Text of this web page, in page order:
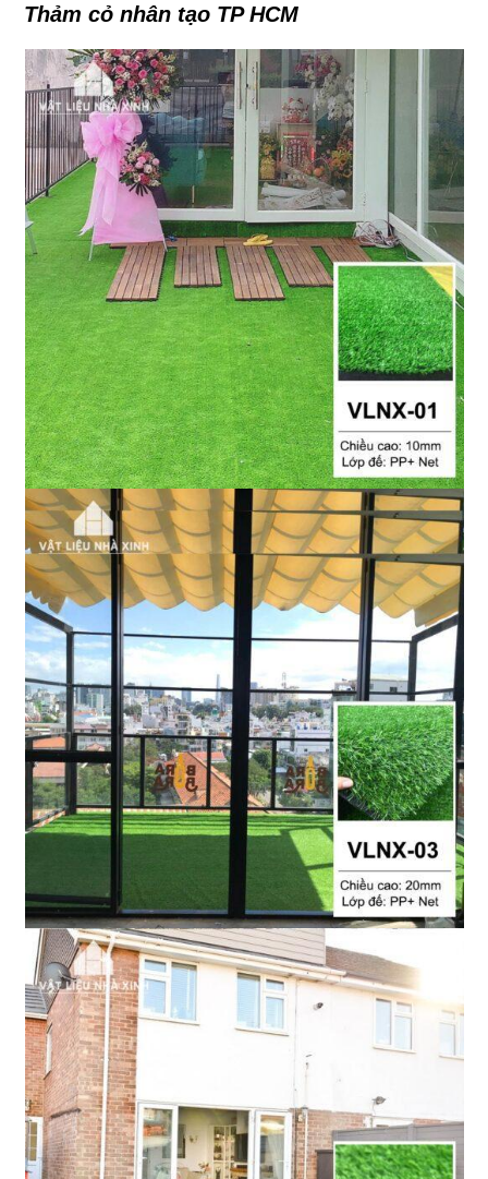
Thảm cỏ nhân tạo TP HCM